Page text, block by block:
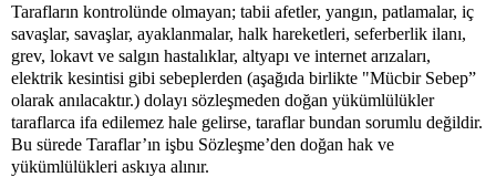
Tarafların kontrolünde olmayan; tabii afetler, yangın, patlamalar, iç
savaşlar, savaşlar, ayaklanmalar, halk hareketleri, seferberlik ilanı,
grev, lokavt ve salgın hastalıklar, altyapı ve internet arızaları,
elektrik kesintisi gibi sebeplerden (aşağıda birlikte "Mücbir Sebep”
olarak anılacaktır.) dolayı sözleşmeden doğan yükümlülükler
taraflarca ifa edilemez hale gelirse, taraflar bundan sorumlu değildir.
Bu sürede Taraflar’ın işbu Sözleşme’den doğan hak ve
yükümlülükleri askıya alınır.